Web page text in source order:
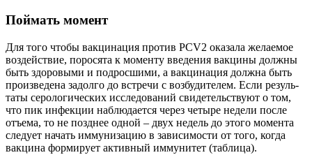
Поймать момент
Для того что­бы вак­ци­на­ция про­тив PCV2 ока­за­ла жела­е­мое
воз­дей­ствие, поро­ся­та к момен­ту вве­де­ния вак­ци­ны долж­ны
быть здо­ро­вы­ми и под­рос­ши­ми, а вак­ци­на­ция долж­на быть
про­из­ве­де­на задол­го до встре­чи с воз­бу­ди­те­лем. Если резуль­
та­ты серо­ло­ги­че­ских иссле­до­ва­ний сви­де­тель­ству­ют о том,
что пик инфек­ции наблю­да­ет­ся через четы­ре неде­ли после
отъ­е­ма, то не позд­нее одной – двух недель до это­го момен­та
сле­ду­ет начать имму­ни­за­цию в зави­си­мо­сти от того, когда
вак­ци­на фор­ми­ру­ет актив­ный имму­ни­тет (таб­ли­ца).